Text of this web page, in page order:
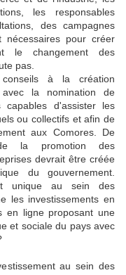
les responsables
des campagnes
nécessaires pour créer
le changement des
pas.
à la création
avec la nomination de
capables d'assister les
ou collectifs et afin de
aux Comores. De
la promotion des
devrait être créée
du gouvernement.
unique au sein des
les investissements en
en ligne proposant une
et sociale du pays avec
au sein des